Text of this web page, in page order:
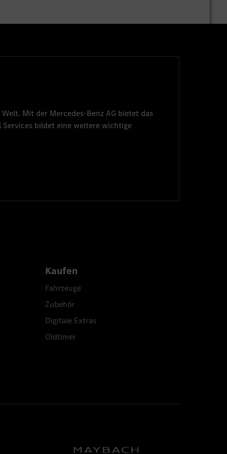
Mit der Mercedes-Benz AG bietet das
Services bildet eine weitere wichtige
Kaufen
Fahrzeuge
Zubehör
Digitale Extras
Oldtimer